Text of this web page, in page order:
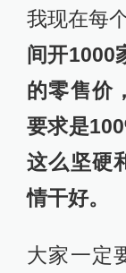
我现在每
间开1000
的零售价
要求是
这么坚硬
情干好。
大家一定